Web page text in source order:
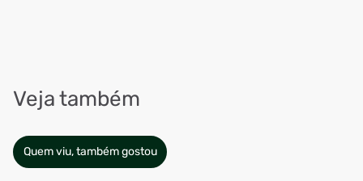
Veja também
Quem viu, também gostou